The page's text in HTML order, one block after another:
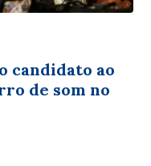
candidato ao
de som no